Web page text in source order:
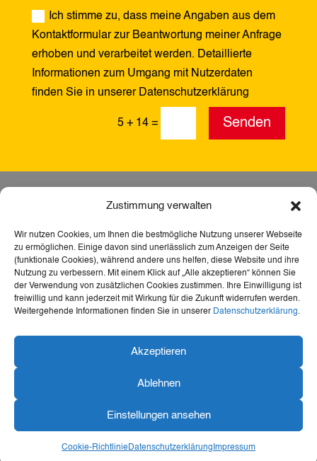
Zustimmung verwalten
Wir nutzen Cookies, um Ihnen die bestmögliche Nutzung unserer Webseite
zu ermöglichen. Einige davon sind unerlässlich zum Anzeigen der Seite
(funktionale Cookies), während andere uns helfen, diese Website und ihre
Nutzung zu verbessern. Mit einem Klick auf „Alle akzeptieren“ können Sie
der Verwendung von zusätzlichen Cookies zustimmen. Ihre Einwilligung ist
freiwillig und kann jederzeit mit Wirkung für die Zukunft widerrufen werden.
Weitergehende Informationen finden Sie in unserer Datenschutzerklärung.
Akzeptieren
Ablehnen
Einstellungen ansehen
Cookie-RichtlinieDatenschutzerklärung Impressum
Ich stimme zu, dass meine Angaben aus dem
Kontaktformular zur Beantwortung meiner Anfrage
erhoben und verarbeitet werden. Detaillierte
Informationen zum Umgang mit Nutzerdaten
finden Sie in unserer Datenschutzerklärung
5 + 14 = Senden
Webseite barrierefrei – für mehr Teilhabe,
Konzeption und Visualisierung
Designraketen GmbH